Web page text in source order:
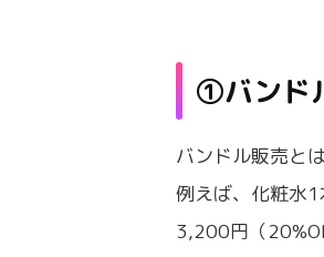
①バンド
バンドル販売と
例えば、化粧水
3,200円（